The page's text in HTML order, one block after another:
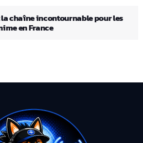
la chaîne incontournable pour les
en France